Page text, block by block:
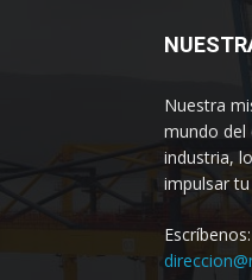
Nuestra
mundo del
industria,
impulsar
Escríbenos: